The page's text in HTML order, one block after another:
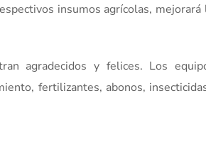
insumos agrícolas,
agradecidos y felices. Los
fertilizantes, abonos,